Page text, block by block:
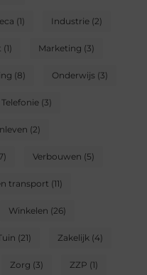
(1) Industrie(2)
(1) Marketing (3)
(8) Onderwijs(3)
Telefonie(3)
(2)
Verbouwen (5)
transport (11)
Winkelen (26)
(21) Zakelijk (4)
Zorg (3) ZZP (1)